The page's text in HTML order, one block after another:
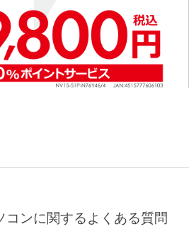
コンに関するよくある質問